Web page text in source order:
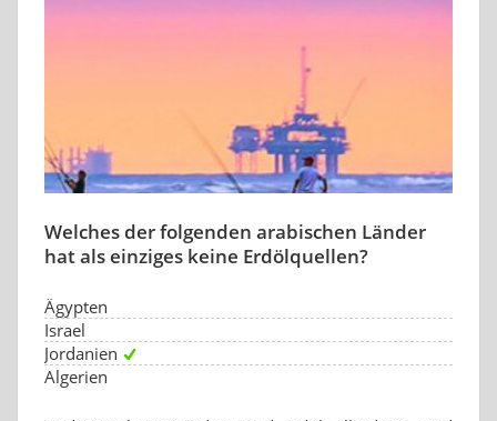
Welches der folgenden arabischen Länder
hat als einziges keine Erdölquellen?
Ägypten
Israel
Jordanien
Algerien